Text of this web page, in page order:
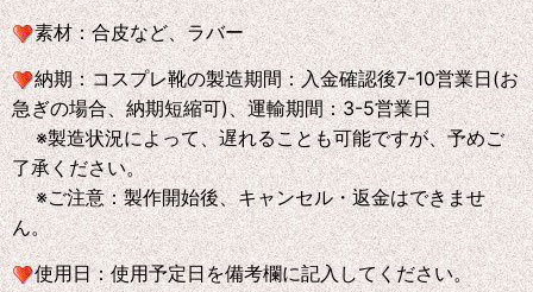
素材：合皮など、ラバー
納期：コスプレ靴の製造期間：入金確認後7-10営業日(お
急ぎの場合、納期短縮可)、運輸期間：3-5営業日
※製造状況によって、遅れることも可能ですが、予めご
了承ください。
※ご注意：製作開始後、キャンセル・返金はできませ
ん。
使用日：使用予定日を備考欄に記入してください。